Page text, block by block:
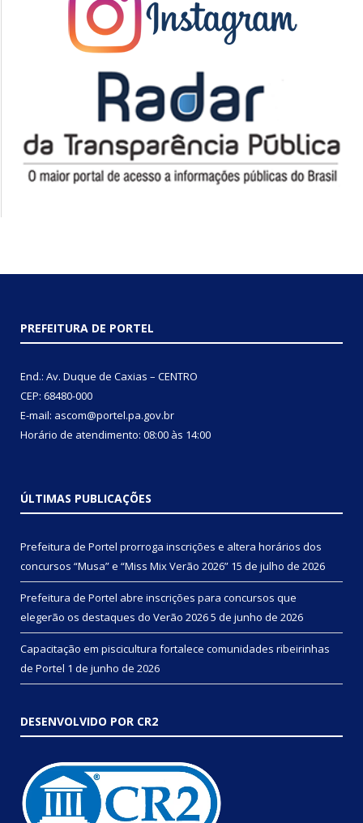
PREFEITURA DE PORTEL
End.: Av. Duque de Caxias – CENTRO
CEP: 68480-000
E-mail: ascom@portel.pa.gov.br
Horário de atendimento: 08:00 às 14:00
ÚLTIMAS PUBLICAÇÕES
Prefeitura de Portel prorroga inscrições e altera horários dos
concursos “Musa” e “Miss Mix Verão 2026” 15 de julho de 2026
Prefeitura de Portel abre inscrições para concursos que
elegerão os destaques do Verão 20265 de junho de 2026
Capacitação em piscicultura fortalece comunidades ribeirinhas
de Portel 1 de junho de 2026
DESENVOLVIDO POR CR2